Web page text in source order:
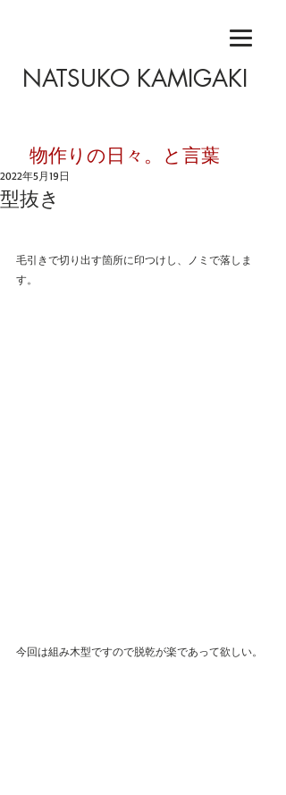
NATSUKO KAMIGAKI
​物作りの日々。と言葉
型抜き
2022年5月19日
毛引きで切り出す箇所に印つけし、ノミで落しま
す。
今回は組み木型ですので脱乾が楽であって欲しい。